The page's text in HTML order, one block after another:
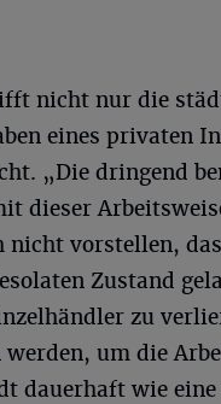
nicht nur die
eines privaten
„Die dringend
dieser
nicht vorstellen,
Zustand
zu
werden, um die
dauerhaft wie